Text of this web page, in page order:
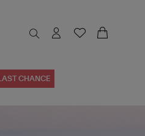
LAST CHANCE